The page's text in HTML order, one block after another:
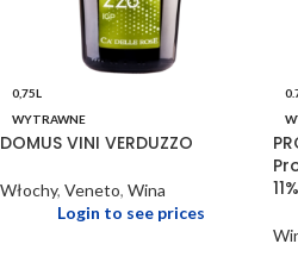
0,75L
WYTRAWNE
DOMUS VINI VERDUZZO
Włochy, Veneto, Wina
Login to see prices
11%